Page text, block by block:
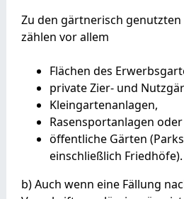
Zu den gärtnerisch
zählen vor allem
Flächen des
private Zier- und
Kleingartenanlagen,
Rasensportanlagen oder
öffentliche Gärten
einschließlich Friedhöfe).
b) Auch wenn eine Fällung